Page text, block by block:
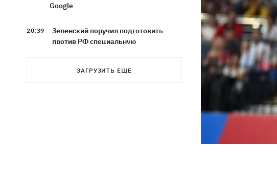
Google
20:39
Зеленский поручил подготовить
против РФ специальную
ЗАГРУЗИТЬ ЕЩЕ